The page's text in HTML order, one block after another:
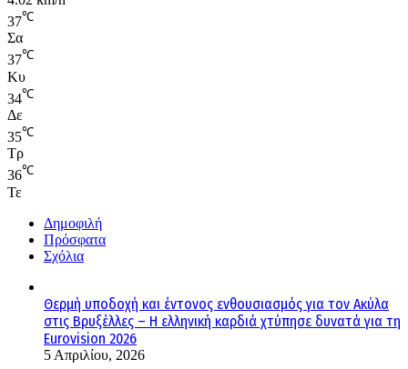
37℃
Σα
37℃
Κυ
34℃
Δε
35℃
Τρ
36℃
Τε
Δημοφιλή
Πρόσφατα
Σχόλια
Θερμή υποδοχή και έντονος ενθουσιασμός για τον Ακύλα
στις Βρυξέλλες – Η ελληνική καρδιά χτύπησε δυνατά για τη
Eurovision 2026
5 Απριλίου, 2026